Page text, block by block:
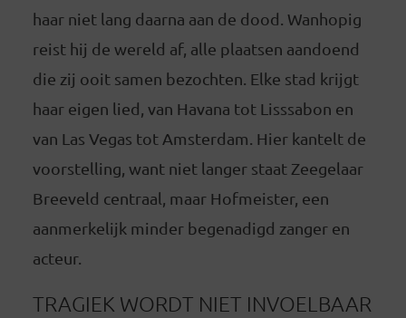
haar niet lang daarna aan de dood. Wanhopig
reist hij de wereld af, alle plaatsen aandoend
die zij ooit samen bezochten. Elke stad krijgt
haar eigen lied, van Havana tot Lisssabon en
van Las Vegas tot Amsterdam. Hier kantelt de
voorstelling, want niet langer staat Zeegelaar
Breeveld centraal, maar Hofmeister, een
aanmerkelijk minder begenadigd zanger en
acteur.
TRAGIEK WORDT NIET INVOELBAAR